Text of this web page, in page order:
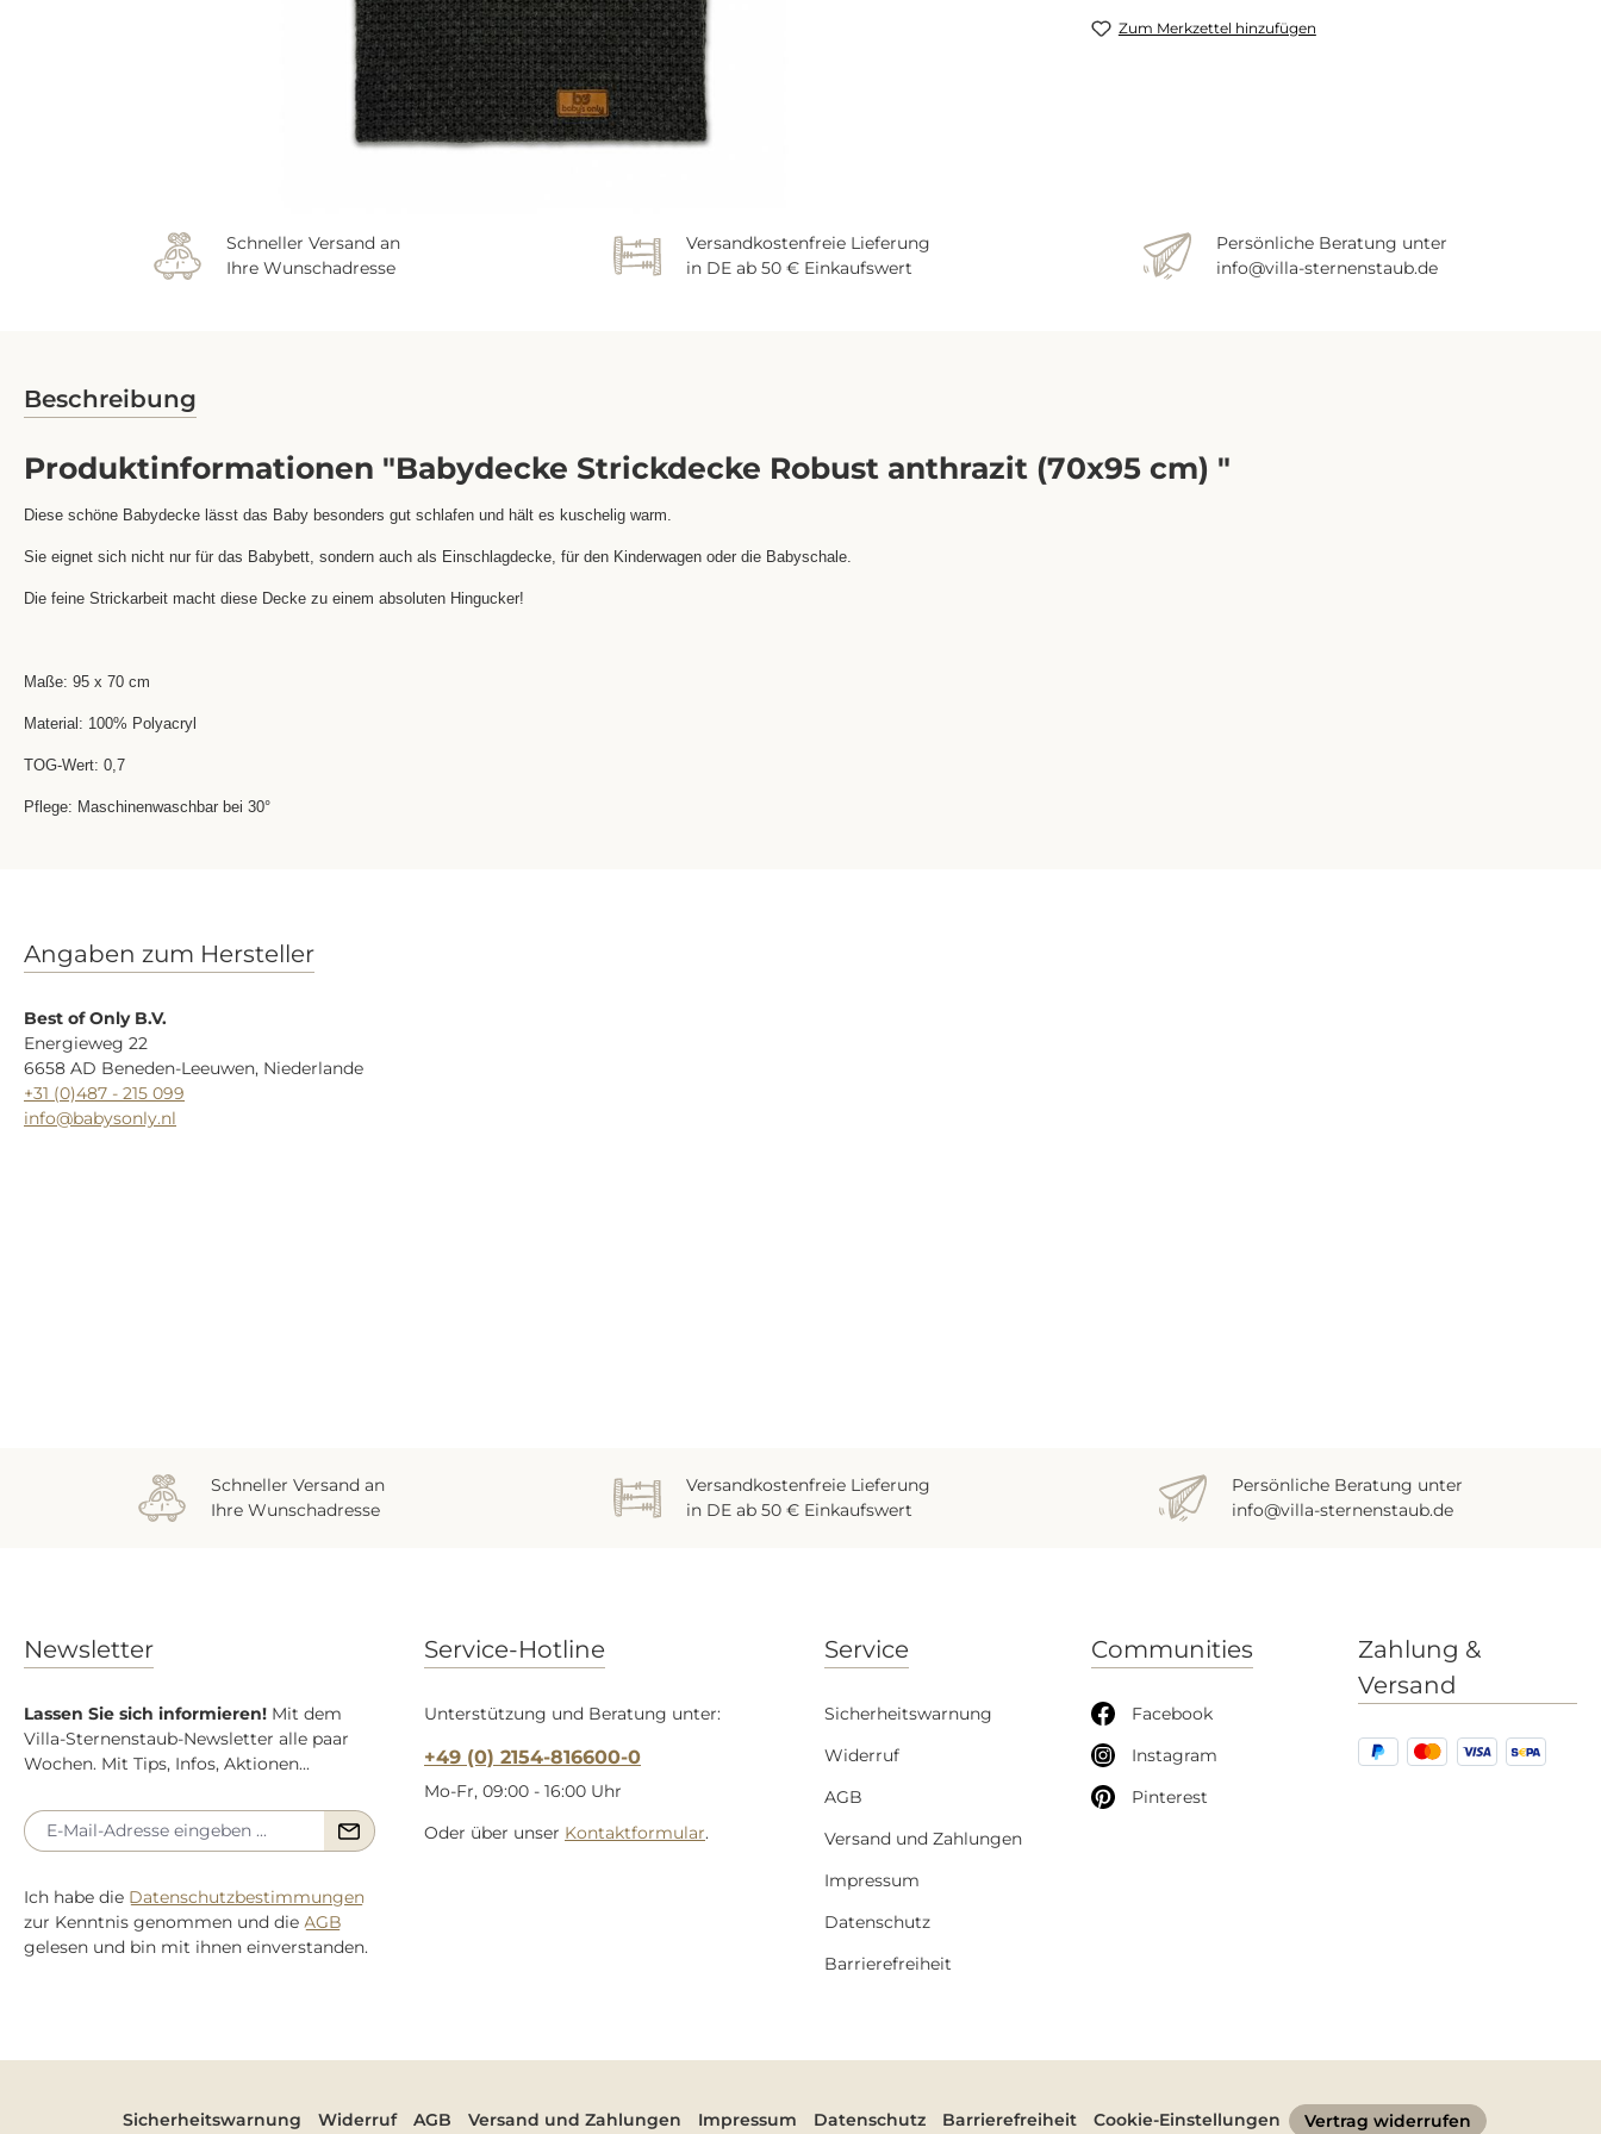
Zum Merkzettel hinzufügen
Schneller Versand an
Ihre Wunschadresse
Versandkostenfreie Lieferung
in DE ab 50 € Einkaufswert
Persönliche Beratung unter
info@villa-sternenstaub.de
Beschreibung
Produktinformationen "Babydecke Strickdecke Robust anthrazit (70x95 cm) "
Diese schöne Babydecke lässt das Baby besonders gut schlafen und hält es kuschelig warm.
Sie eignet sich nicht nur für das Babybett, sondern auch als Einschlagdecke, für den Kinderwagen oder die Babyschale.
Die feine Strickarbeit macht diese Decke zu einem absoluten Hingucker!
Maße: 95 x 70 cm
Material: 100% Polyacryl
TOG-Wert: 0,7
Pflege: Maschinenwaschbar bei 30°
Angaben zum Hersteller
Best of Only B.V.
Energieweg 22
6658 AD Beneden-Leeuwen, Niederlande
+31 (0)487 - 215 099
info@babysonly.nl
Schneller Versand an
Ihre Wunschadresse
Versandkostenfreie Lieferung
in DE ab 50 € Einkaufswert
Persönliche Beratung unter
info@villa-sternenstaub.de
Newsletter
Lassen Sie sich informieren! Mit dem
Villa-Sternenstaub-Newsletter alle paar
Wochen. Mit Tips, Infos, Aktionen...
Ich habe die Datenschutzbestimmungen
zur Kenntnis genommen und die AGB
gelesen und bin mit ihnen einverstanden.
Service-Hotline
Unterstützung und Beratung unter:
+49 (0) 2154-816600-0
Mo-Fr, 09:00 - 16:00 Uhr
Oder über unser Kontaktformular.
Service
Sicherheitswarnung
Widerruf
AGB
Versand und Zahlungen
Impressum
Datenschutz
Barrierefreiheit
Communities
Facebook
Instagram
Pinterest
Zahlung &
Versand
Sicherheitswarnung Widerruf AGB Versand und Zahlungen Impressum Datenschutz Barrierefreiheit Cookie-Einstellungen Vertrag widerrufen